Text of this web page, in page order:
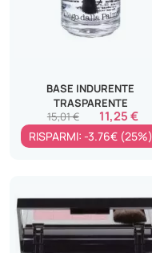
BASE INDURENTE
TRASPARENTE
11,25 €
15,01 €
RISPARMI: -3.76€ (25%)